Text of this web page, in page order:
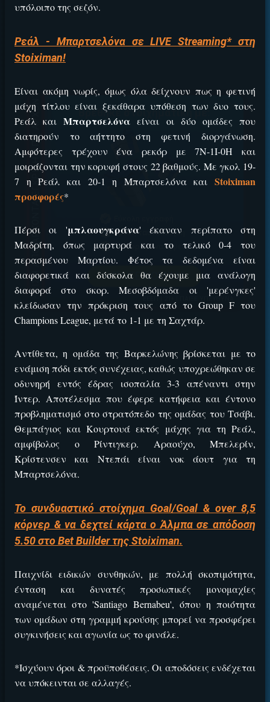
υπόλοιπο της σεζόν.
Ρεάλ - Μπαρτσελόνα σε LIVE Streaming* στη
Stoiximan!
Είναι ακόμη νωρίς, όμως όλα δείχνουν πως η φετινή
μάχη τίτλου είναι ξεκάθαρα υπόθεση των δυο τους.
Ρεάλ καιΜπαρτσελόνα είναι οι δύο ομάδες που
διατηρούν το αήττητο στη φετινή διοργάνωση.
Αμφότερες τρέχουν ένα ρεκόρ με 7Ν-1Ι-0Η και
μοιράζονται την κορυφή στους 22 βαθμούς. Με γκολ 19-
7 η Ρεάλ και 20-1 η Μπαρτσελόνα και Stoiximan
προσφορές*
Πέρσι οι 'μπλαουγκράνα' έκαναν περίπατο στη
Μαδρίτη, όπως μαρτυρά και το τελικό 0-4 του
περασμένου Μαρτίου. Φέτος τα δεδομένα είναι
διαφορετικά και δύσκολα θα έχουμε μια ανάλογη
διαφορά στο σκορ. Μεσοβδόμαδα οι 'μερένγκες'
κλείδωσαν την πρόκριση τους από το Group F του
Champions League, μετά το 1-1 με τη Σαχτάρ.
Αντίθετα, η ομάδα της Βαρκελώνης βρίσκεται με το
ενάμιση πόδι εκτός συνέχειας, καθώς υποχρεώθηκαν σε
οδυνηρή εντός έδρας ισοπαλία 3-3 απέναντι στην
Ίντερ. Αποτέλεσμα που έφερε κατήφεια και έντονο
προβληματισμό στο στρατόπεδο της ομάδας του Τσάβι.
Θεμπάγιος και Κουρτουά εκτός μάχης για τη Ρεάλ,
αμφίβολος ο Ρίντιγκερ. Αραούχο, Μπελερίν,
Κρίστενσεν και Ντεπάι είναι νοκ άουτ για τη
Μπαρτσελόνα.
Το συνδυαστικό στοίχημα Goal/Goal & over 8,5
κόρνερ & να δεχτεί κάρτα ο Άλμπα σε απόδοση
5.50 στο Bet Builder της Stoiximan.
Παιχνίδι ειδικών συνθηκών, με πολλή σκοπιμότητα,
ένταση και δυνατές προσωπικές μονομαχίες
αναμένεται στο 'Santiago Bernabeu', όπου η ποιότητα
των ομάδων στη γραμμή κρούσης μπορεί να προσφέρει
συγκινήσεις και αγωνία ως το φινάλε.
*Ισχύουν όροι & προϋποθέσεις. Οι αποδόσεις ενδέχεται
να υπόκεινται σε αλλαγές.
ΕΓΚΡΙΣΗ ΑΠΟ ΑΡΧΟΝΤΑ ΕΓΚΡΙΣΗ ΑΠΟ ΑΡΧΟΝΤΑ
Βρέθηκε στοιχηματική με:
Άμεση ταυτοποίηση
Γρήγορες αναλήψεις
↪ΠΑΙΞΕ ΝΟΜΙΜΑ
ΕΕΕΠ | 21+ | ΠΑΙΞΕ ΥΠΕΥΘΥΝΑ